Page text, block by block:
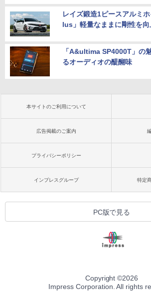
レイズ鍛造1ピースアルミ
lus」軽量なままに剛性を向
「A&ultima SP4000T」の
るオーディオの醍醐味
本サイトのご利用について
広告掲載のご案内
プライバシーポリシー
インプレスグループ 特定
PC版で見る
Copyright ©2026
Impress Corporation. All rights